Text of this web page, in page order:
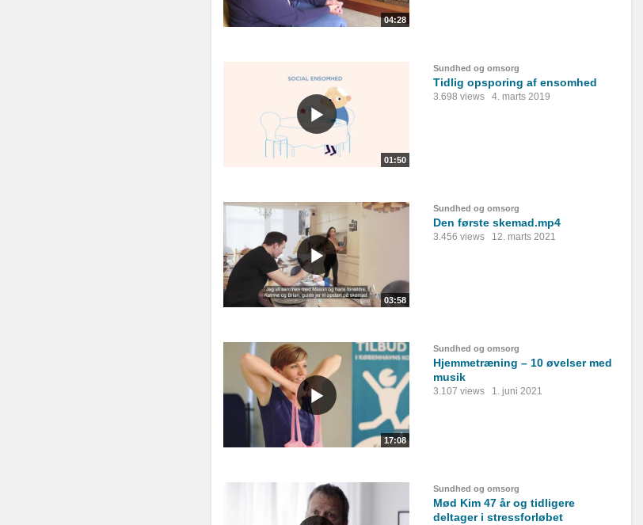
04:28
01:50
Sundhed og omsorg
Tidlig opsporing af ensomhed
3.698 views 4. marts 2019
03:58
Sundhed og omsorg
Den første skemad.mp4
3.456 views 12. marts 2021
17:08
Sundhed og omsorg
Hjemmetræning – 10 øvelser med
musik
3.107 views 1. juni 2021
Sundhed og omsorg
Mød Kim 47 år og tidligere
deltager i stressforløbet